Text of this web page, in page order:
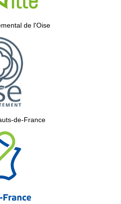
de l'Oise
de-France